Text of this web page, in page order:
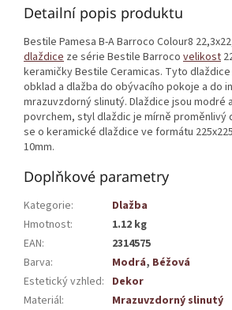
Detailní popis produktu
Bestile Pamesa B-A Barroco Colour8
dlaždice ze série Bestile Barroco velikost
keramičky Bestile Ceramicas. Tyto
obklad a dlažba do obývacího pokoje a do
mrazuvzdorný slinutý. Dlaždice jsou modré
povrchem, styl dlaždic je mírně proměnlivý
se o keramické dlaždice ve formátu
10mm.
Doplňkové parametry
Kategorie:
Dlažba
Hmotnost:
1.12 kg
EAN:
2314575
Barva: Modrá, Béžová
Estetický vzhled: Dekor
Materiál:
Mrazuvzdorný slinutý